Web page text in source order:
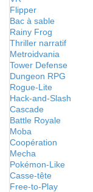
Flipper
Bac à sable
Rainy Frog
Thriller narratif
Metroidvania
Tower Defense
Dungeon RPG
Rogue-Lite
Hack-and-Slash
Cascade
Battle Royale
Moba
Coopération
Mecha
Pokémon-Like
Casse-tête
Free-to-Play